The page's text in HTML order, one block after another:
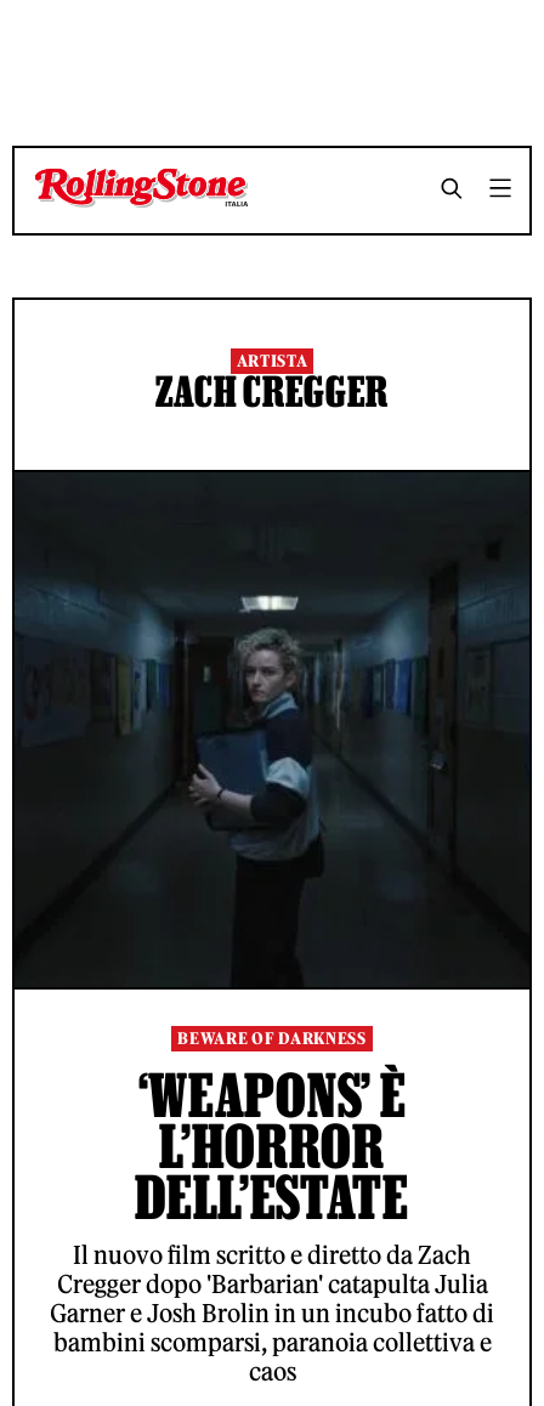
ARTISTA
ZACH CREGGER
BEWARE OF DARKNESS
‘WEAPONS’ È
L’HORROR
DELL’ESTATE
Il nuovo film scritto e diretto da Zach
Cregger dopo 'Barbarian' catapulta Julia
Garner e Josh Brolin in un incubo fatto di
bambini scomparsi, paranoia collettiva e
caos